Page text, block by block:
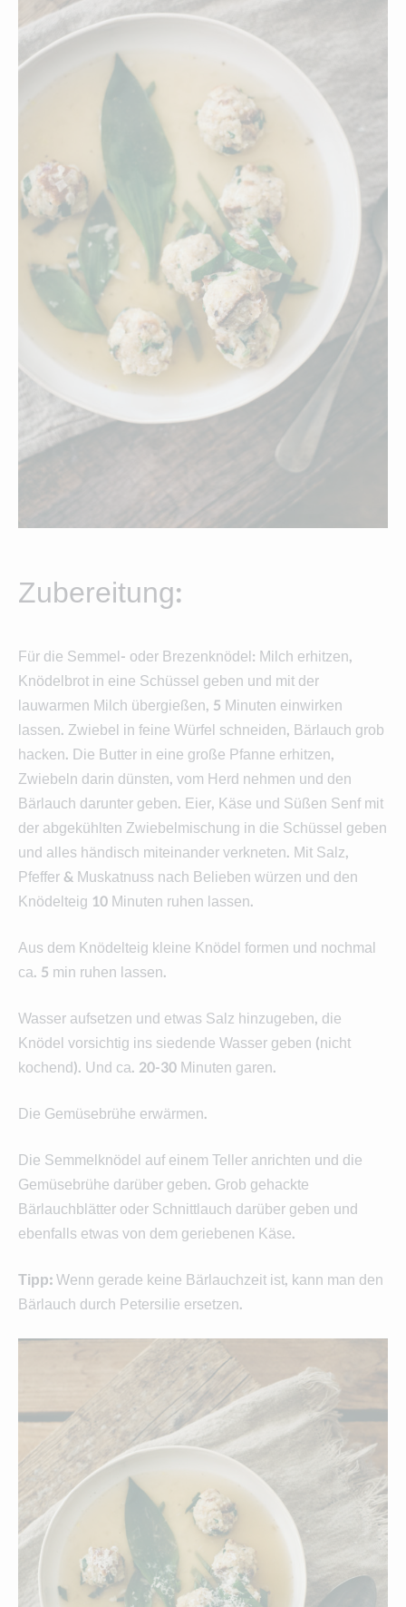
Zubereitung:
Für die Semmel- oder Brezenknödel: Milch erhitzen,
Knödelbrot in eine Schüssel geben und mit der
lauwarmen Milch übergießen, 5 Minuten einwirken
lassen. Zwiebel in feine Würfel schneiden, Bärlauch grob
hacken. Die Butter in eine große Pfanne erhitzen,
Zwiebeln darin dünsten, vom Herd nehmen und den
Bärlauch darunter geben. Eier, Käse und Süßen Senf mit
der abgekühlten Zwiebelmischung in die Schüssel geben
und alles händisch miteinander verkneten. Mit Salz,
Pfeffer & Muskatnuss nach Belieben würzen und den
Knödelteig 10 Minuten ruhen lassen.
Aus dem Knödelteig kleine Knödel formen und nochmal
ca. 5 min ruhen lassen.
Wasser aufsetzen und etwas Salz hinzugeben, die
Knödel vorsichtig ins siedende Wasser geben (nicht
kochend). Und ca. 20-30 Minuten garen.
Die Gemüsebrühe erwärmen.
Die Semmelknödel auf einem Teller anrichten und die
Gemüsebrühe darüber geben. Grob gehackte
Bärlauchblätter oder Schnittlauch darüber geben und
ebenfalls etwas von dem geriebenen Käse.
Tipp:Wenn gerade keine Bärlauchzeit ist, kann man den
Bärlauch durch Petersilie ersetzen.